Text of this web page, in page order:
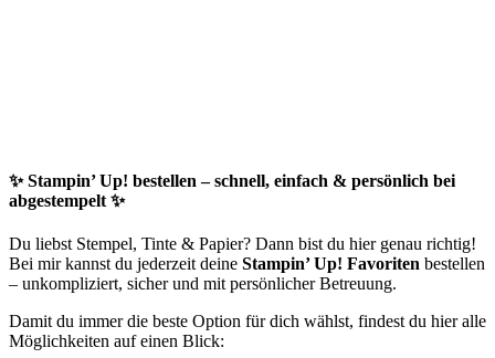
✨Stampin’ Up! bestellen – schnell, einfach & persönlich bei
abgestempelt ✨
Du liebst Stempel, Tinte & Papier? Dann bist du hier genau richtig!
Bei mir kannst du jederzeit deine Stampin’ Up! Favoriten bestellen
– unkompliziert, sicher und mit persönlicher Betreuung.
Damit du immer die beste Option für dich wählst, findest du hier alle
Möglichkeiten auf einen Blick: